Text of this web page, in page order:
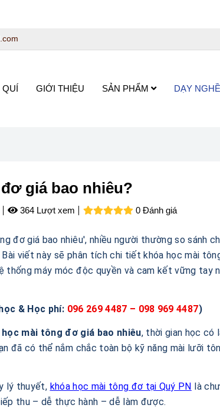
QUÍ GIỚI THIỆU SẢN PHẨM DẠY NGHỀ
giá bao nhiêu?
364 Lượt xem 0 Đánh giá
đơ giá bao nhiêu', nhiều người thường so sánh
Bài viết này sẽ phân tích chi tiết khóa học mài
thống máy móc độc quyền và cam kết vững
& Học phí: 096 269 4487 – 098 969 4487)
học mài tông đơ giá bao nhiêu, thời gian học có
đã có thể nắm chắc toàn bộ kỹ năng mài lưỡi
lý thuyết, khóa học mài tông đơ tại Quý PN là
thu – dễ thực hành – dễ làm được.